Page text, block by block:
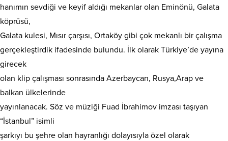
hanımın sevdiği ve keyif aldığı mekanlar olan Eminönü, Galata
köprüsü,
Galata kulesi, Mısır çarşısı, Ortaköy gibi çok mekanlı bir çalışma
gerçekleştirdik ifadesinde bulundu. İlk olarak Türkiye’de yayına
girecek
olan klip çalışması sonrasında Azerbaycan, Rusya,Arap ve
balkan ülkelerinde
yayınlanacak. Söz ve müziği Fuad İbrahimov imzası taşıyan
“İstanbul” isimli
şarkıyı bu şehre olan hayranlığı dolayısıyla özel olarak